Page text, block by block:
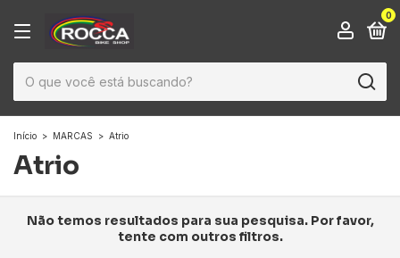
0
Início > MARCAS > Atrio
Atrio
Não temos resultados para sua pesquisa. Por favor,
tente com outros filtros.